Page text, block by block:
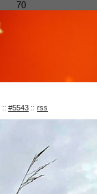
70
:: #5543 :: rss